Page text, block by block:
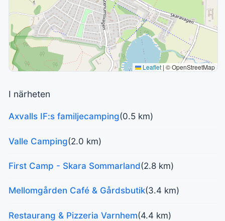
Leaflet | © OpenStreetMap
I närheten
Axvalls IF:s familjecamping(0.5 km)
Valle Camping(2.0 km)
First Camp - Skara Sommarland(2.8 km)
Mellomgården Café & Gårdsbutik(3.4 km)
Restaurang & Pizzeria Varnhem(4.4 km)